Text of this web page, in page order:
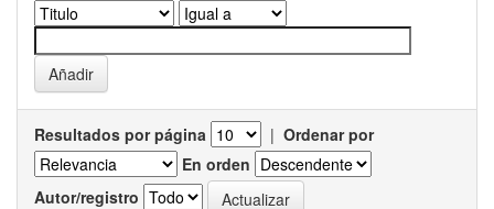
Resultados por página | Ordenar por
En orden
Autor/registro